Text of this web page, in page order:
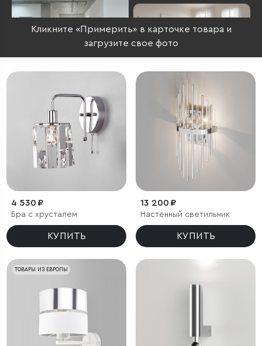
Кликните «Примерить» в карточке товара и
загрузите свое фото
4 530 ₽
Бра с хрусталем
КУПИТЬ
13 200 ₽
Настенный светильник
КУПИТЬ
ТОВАРЫ ИЗ ЕВРОПЫ